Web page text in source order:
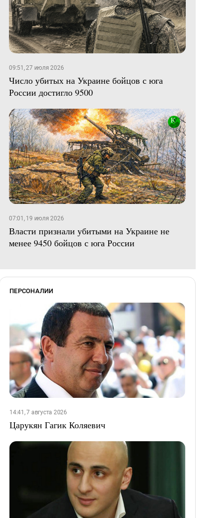
09:51, 27 июля 2026
Число убитых на Украине бойцов с юга
России достигло 9500
07:01, 19 июля 2026
Власти признали убитыми на Украине не
менее 9450 бойцов с юга России
ПЕРСОНАЛИИ
14:41, 7 августа 2026
Царукян Гагик Коляевич